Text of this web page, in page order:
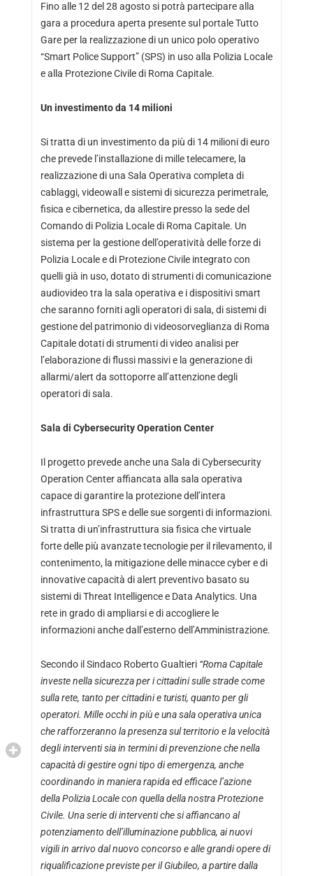
Fino alle 12 del 28 agosto si potrà partecipare alla
gara a procedura aperta presente sul portale Tutto
Gare per la realizzazione di un unico polo operativo
“Smart Police Support” (SPS) in uso alla Polizia Locale
e alla Protezione Civile di Roma Capitale.
Un investimento da 14 milioni
Si tratta di un investimento da più di 14 milioni di euro
che prevede l’installazione di mille telecamere, la
realizzazione di una Sala Operativa completa di
cablaggi, videowall e sistemi di sicurezza perimetrale,
fisica e cibernetica, da allestire presso la sede del
Comando di Polizia Locale di Roma Capitale. Un
sistema per la gestione dell’operatività delle forze di
Polizia Locale e di Protezione Civile integrato con
quelli già in uso, dotato di strumenti di comunicazione
audiovideo tra la sala operativa e i dispositivi smart
che saranno forniti agli operatori di sala, di sistemi di
gestione del patrimonio di videosorveglianza di Roma
Capitale dotati di strumenti di video analisi per
l’elaborazione di flussi massivi e la generazione di
allarmi/alert da sottoporre all’attenzione degli
operatori di sala.
Sala di Cybersecurity Operation Center
Il progetto prevede anche una Sala di Cybersecurity
Operation Center affiancata alla sala operativa
capace di garantire la protezione dell’intera
infrastruttura SPS e delle sue sorgenti di informazioni.
Si tratta di un’infrastruttura sia fisica che virtuale
forte delle più avanzate tecnologie per il rilevamento, il
contenimento, la mitigazione delle minacce cyber e di
innovative capacità di alert preventivo basato su
sistemi di Threat Intelligence e Data Analytics. Una
rete in grado di ampliarsi e di accogliere le
informazioni anche dall’esterno dell’Amministrazione.
Secondo il Sindaco Roberto Gualtieri “Roma Capitale
investe nella sicurezza per i cittadini sulle strade come
sulla rete, tanto per cittadini e turisti, quanto per gli
operatori. Mille occhi in più e una sala operativa unica
che rafforzeranno la presenza sul territorio e la velocità
degli interventi sia in termini di prevenzione che nella
capacità di gestire ogni tipo di emergenza, anche
coordinando in maniera rapida ed efficace l’azione
della Polizia Locale con quella della nostra Protezione
Civile. Una serie di interventi che si affiancano al
potenziamento dell’illuminazione pubblica, ai nuovi
vigili in arrivo dal nuovo concorso e alle grandi opere di
riqualificazione previste per il Giubileo, a partire dalla